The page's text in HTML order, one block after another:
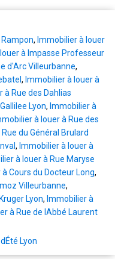
, Immobilier à louer
à Impasse Professeur
d'Arc Villeurbanne,
, Immobilier à louer à
à Rue des Dahlias
Lyon, Immobilier à
à louer à Rue des
du Général Brulard
, Immobilier à louer à
à louer à Rue Maryse
Cours du Docteur Long,
Villeurbanne,
Lyon, Immobilier à
à Rue de lAbbé Laurent
Lyon